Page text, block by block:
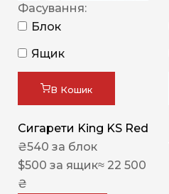
Фасування:
Блок
Ящик
В Кошик
Сигарети King KS Red
₴540 за блок
$500 за ящик≈ 22 500
₴